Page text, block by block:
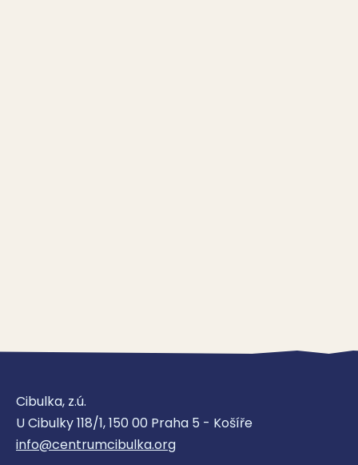
Cibulka, z.ú.
U Cibulky 118/1, 150 00 Praha 5 - Košíře
info@centrumcibulka.org